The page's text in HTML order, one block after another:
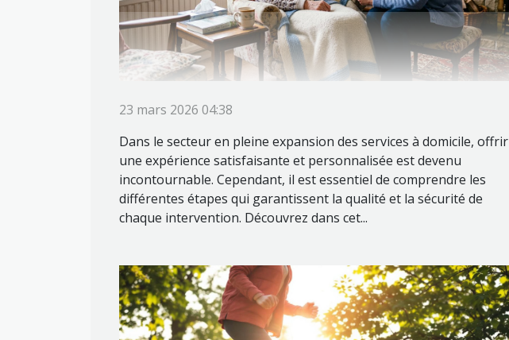
23 mars 2026 04:38
Dans le secteur en pleine expansion des services à domicile, offrir
une expérience satisfaisante et personnalisée est devenu
incontournable. Cependant, il est essentiel de comprendre les
différentes étapes qui garantissent la qualité et la sécurité de
chaque intervention. Découvrez dans cet...